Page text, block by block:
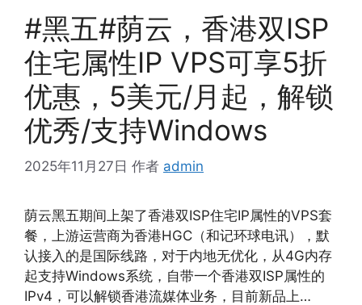
#黑五#荫云，香港双ISP
住宅属性IP VPS可享5折
优惠，5美元/月起，解锁
优秀/支持Windows
2025年11月27日 作者 admin
荫云黑五期间上架了香港双ISP住宅IP属性的VPS套
餐，上游运营商为香港HGC（和记环球电讯），默
认接入的是国际线路，对于内地无优化，从4G内存
起支持Windows系统，自带一个香港双ISP属性的
IPv4，可以解锁香港流媒体业务，目前新品上…